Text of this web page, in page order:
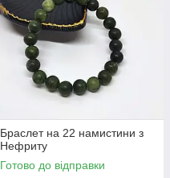
Браслет на 22 намистини з
Нефриту
Готово до відправки